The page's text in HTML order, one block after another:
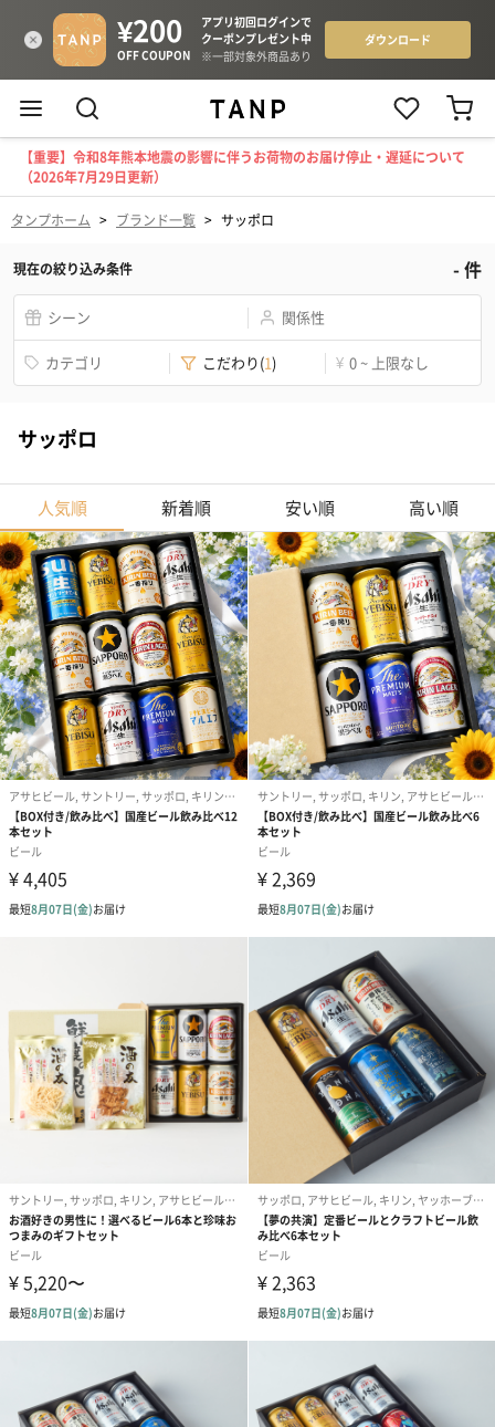
【重要】令和8年熊本地震の影響に伴うお荷物のお届け停止・遅延について
（2026年7月29日更新）
タンプホーム > ブランド一覧 > サッポロ
現在の絞り込み条件 -件
シーン 関係性
カテゴリ こだわり(1) ¥ 0 ~ 上限なし
サッポロ
人気順 新着順 安い順 高い順